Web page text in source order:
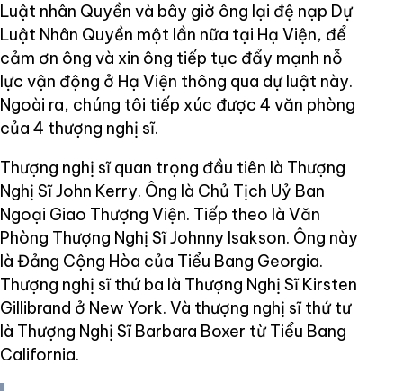
Luật nhân Quyền và bây giờ ông lại đệ nạp Dự
Luật Nhân Quyền một lần nữa tại Hạ Viện, để
cảm ơn ông và xin ông tiếp tục đẩy mạnh nỗ
lực vận động ở Hạ Viện thông qua dự luật này.
Ngoài ra, chúng tôi tiếp xúc được 4 văn phòng
của 4 thượng nghị sĩ.
Thượng nghị sĩ quan trọng đầu tiên là Thượng
Nghị Sĩ John Kerry. Ông là Chủ Tịch Uỷ Ban
Ngoại Giao Thượng Viện. Tiếp theo là Văn
Phòng Thượng Nghị Sĩ Johnny Isakson. Ông này
là Đảng Cộng Hòa của Tiểu Bang Georgia.
Thượng nghị sĩ thứ ba là Thượng Nghị Sĩ Kirsten
Gillibrand ở New York. Và thượng nghị sĩ thứ tư
là Thượng Nghị Sĩ Barbara Boxer từ Tiểu Bang
California.